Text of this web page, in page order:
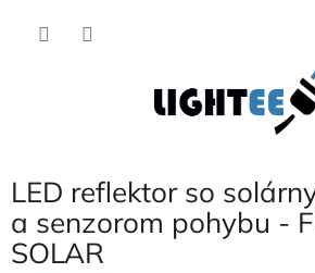
LED reflektor so
a senzorom pohybu -
SOLAR